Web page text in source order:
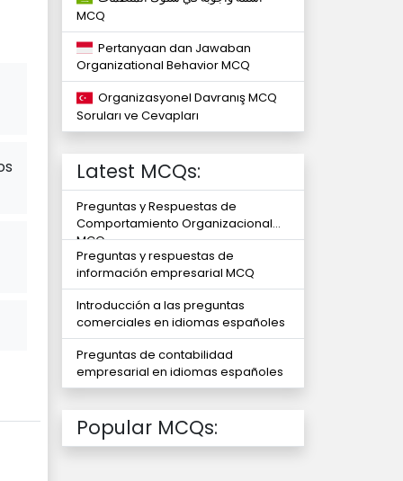
MCQ
Pertanyaan dan Jawaban
Organizational Behavior MCQ
Organizasyonel Davranış MCQ
Soruları ve Cevapları
Latest MCQs:
Preguntas y Respuestas de
Comportamiento Organizacional
MCQ
Preguntas y respuestas de
información empresarial MCQ
Introducción a las preguntas
comerciales en idiomas españoles
Preguntas de contabilidad
empresarial en idiomas españoles
Popular MCQs: